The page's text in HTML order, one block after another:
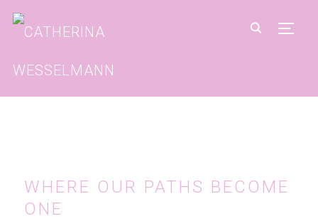
WHERE OUR PATHS BECOME
ONE